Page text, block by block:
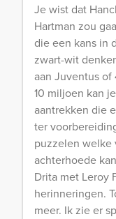
Je wist dat
Hartman zou
die een kans in
zwart-wit
aan Juventus of
10 miljoen kan
aantrekken die
ter
puzzelen welke
achterhoede
Drita met Leroy
herinneringen.
meer. Ik zie er